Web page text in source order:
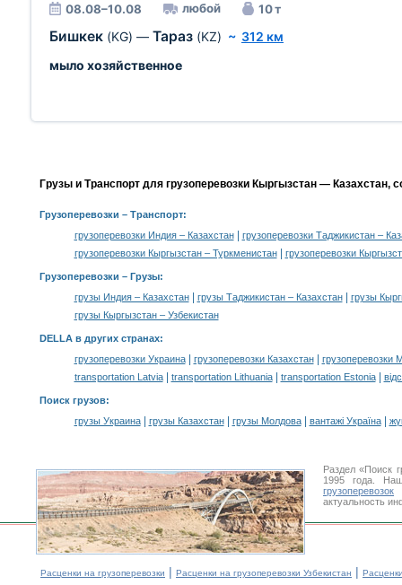
08.08–10.08 любой 10 т
Бишкек (KG) — Тараз (KZ) ~ 312 км
мыло хозяйственное
Грузы и Транспорт для грузоперевозки Кыргызстан — Казахстан,
Грузоперевозки – Транспорт:
грузоперевозки Индия – Казахстан|
грузоперевозки Таджикистан –
грузоперевозки Кыргызстан – Туркменистан| грузоперевозки
Грузоперевозки – Грузы:
грузы Индия – Казахстан| грузы Таджикистан – Казахстан|
грузы
грузы Кыргызстан – Узбекистан
DELLA в других странах:
грузоперевозки Украина| грузоперевозки Казахстан|
грузоперевозки
transportation Latvia| transportation Lithuania| transportation Estonia|
Поиск грузов:
грузы Украина| грузы Казахстан| грузы Молдова| вантажі Україна|
Раздел «Поиск
1995 года.
грузоперевозок
актуальность
Расценки на грузоперевозки | Расценки на грузоперевозки Узбекистан |